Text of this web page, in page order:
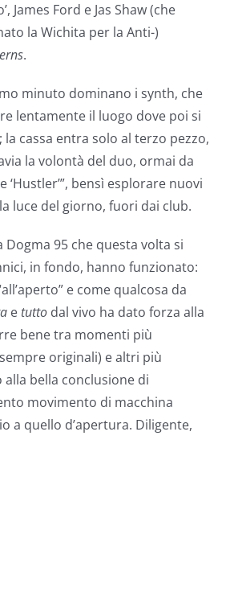
James Ford e Jas Shaw (che
la Wichita per la Anti-)
.
minuto dominano i synth, che
lentamente il luogo dove poi si
la cassa entra solo al terzo pezzo,
la volontà del duo, ormai da
‘Hustler’”, bensì esplorare nuovi
luce del giorno, fuori dai club.
Dogma 95 che questa volta si
in fondo, hanno funzionato:
e come qualcosa da
e tutto dal vivo ha dato forza alla
bene tra momenti più
originali) e altri più
bella conclusione di
movimento di macchina
a quello d’apertura. Diligente,